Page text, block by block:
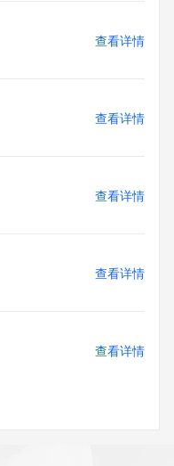
查看详情
查看详情
查看详情
查看详情
查看详情